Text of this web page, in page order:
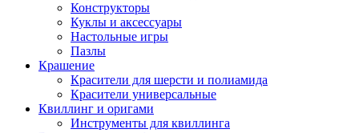
Конструкторы
Куклы и аксессуары
Настольные игры
Пазлы
Крашение
Красители для шерсти и полиамида
Красители универсальные
Квиллинг и оригами
Инструменты для квиллинга